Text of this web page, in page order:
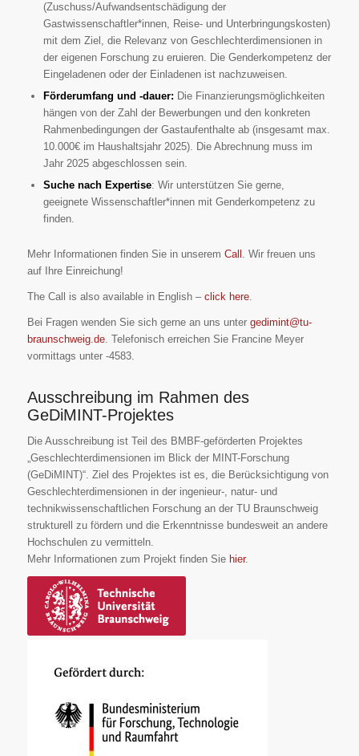
(Zuschuss/Aufwandsentschädigung der
Gastwissenschaftler*innen, Reise- und Unterbringungskosten)
mit dem Ziel, die Relevanz von Geschlechterdimensionen in
der eigenen Forschung zu eruieren. Die Genderkompetenz der
Eingeladenen oder der Einladenen ist nachzuweisen.
Förderumfang und -dauer: Die Finanzierungsmöglichkeiten
hängen von der Zahl der Bewerbungen und den konkreten
Rahmenbedingungen der Gastaufenthalte ab (insgesamt max.
10.000€ im Haushaltsjahr 2025). Die Abrechnung muss im
Jahr 2025 abgeschlossen sein.
Suche nach Expertise: Wir unterstützen Sie gerne,
geeignete Wissenschaftler*innen mit Genderkompetenz zu
finden.
Mehr Informationen finden Sie in unserem Call . Wir freuen uns
auf Ihre Einreichung!
The Call is also available in English – click here.
Bei Fragen wenden Sie sich gerne an uns unter gedimint@tu-
braunschweig.de. Telefonisch erreichen Sie Francine Meyer
vormittags unter -4583.
Ausschreibung im Rahmen des
GeDiMINT-Projektes
Die Ausschreibung ist Teil des BMBF-geförderten Projektes
„Geschlechterdimensionen im Blick der MINT-Forschung
(GeDiMINT)“. Ziel des Projektes ist es, die Berücksichtigung von
Geschlechterdimensionen in der ingenieur-, natur- und
technikwissenschaftlichen Forschung an der TU Braunschweig
strukturell zu fördern und die Erkenntnisse bundesweit an andere
Hochschulen zu vermitteln.
Mehr Informationen zum Projekt finden Sie hier.